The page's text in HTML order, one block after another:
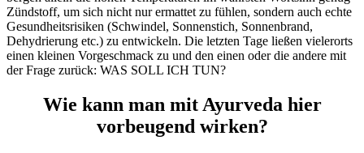
Zündstoff, um sich nicht nur ermattet zu fühlen, sondern auch echte
Gesundheitsrisiken (Schwindel, Sonnenstich, Sonnenbrand,
Dehydrierung etc.) zu entwickeln. Die letzten Tage ließen vielerorts
einen kleinen Vorgeschmack zu und den einen oder die andere mit
der Frage zurück: WAS SOLL ICH TUN?
Wie kann man mit Ayurveda hier
vorbeugend wirken?